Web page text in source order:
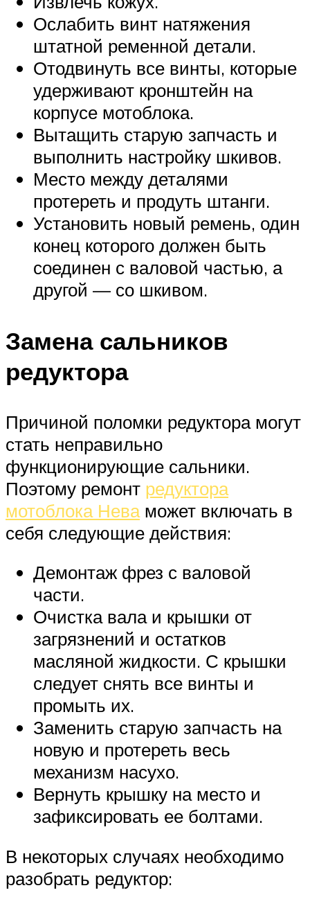
Ослабить винт натяжения
штатной ременной детали.
Отодвинуть все винты, которые
удерживают кронштейн на
корпусе мотоблока.
Вытащить старую запчасть и
выполнить настройку шкивов.
Место между деталями
протереть и продуть штанги.
Установить новый ремень, один
конец которого должен быть
соединен с валовой частью, а
другой — со шкивом.
Замена сальников
редуктора
Причиной поломки редуктора могут
стать неправильно
функционирующие сальники.
Поэтому ремонт редуктора
мотоблока Неваможет включать в
себя следующие действия:
Демонтаж фрез с валовой
части.
Очистка вала и крышки от
загрязнений и остатков
масляной жидкости. С крышки
следует снять все винты и
промыть их.
Заменить старую запчасть на
новую и протереть весь
механизм насухо.
Вернуть крышку на место и
зафиксировать ее болтами.
В некоторых случаях необходимо
разобрать редуктор: